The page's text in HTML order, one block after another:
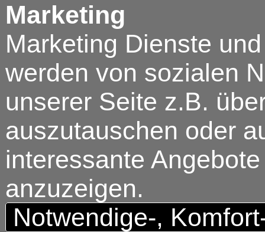
Marketing
Marketing Dienste
werden von sozialen
unserer Seite z.B.
auszutauschen oder
interessante
anzuzeigen.
Notwendige-,